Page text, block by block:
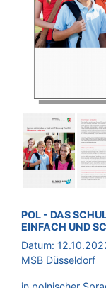
BROSCHÜRE:
POL - DAS
EINFACH UND
Datum:
MSB Düsseldorf